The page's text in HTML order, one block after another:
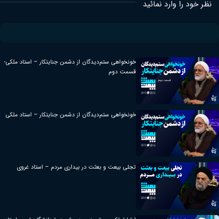
نظر خود را وارد نمائید
خونخواهی ستم‌دیدگان از دشمن جنایتکار – استاد ملکی-
قسمت دوم
خونخواهی ستم‌دیدگان از دشمن جنایتکار – استاد ملکی
تجلی بیعت و بعثت در بیداری مردم – استاد غروی